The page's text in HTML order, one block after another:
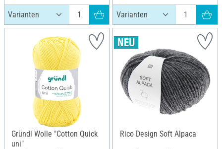
Gründl Wolle "Cotton Quick
uni"
Rico Design Soft Alpaca